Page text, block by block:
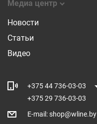
Медиа центр
Новости
Статьи
Видео
+375 44 736-03-03
+375 29 736-03-03
E-mail :shop@wline.by